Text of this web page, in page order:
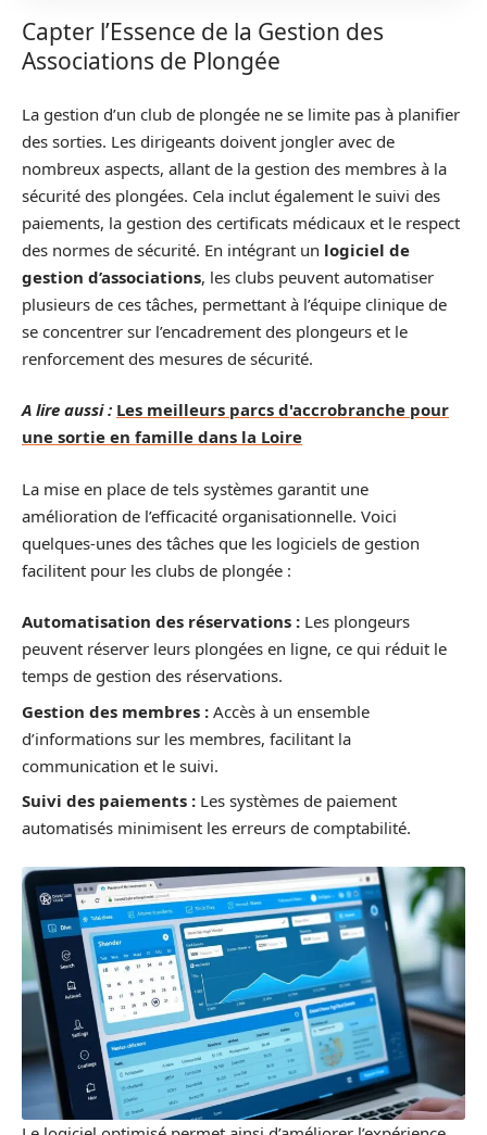
Capter l’Essence de la Gestion des
Associations de Plongée
La gestion d’un club de plongée ne se limite pas à planifier
des sorties. Les dirigeants doivent jongler avec de
nombreux aspects, allant de la gestion des membres à la
sécurité des plongées. Cela inclut également le suivi des
paiements, la gestion des certificats médicaux et le respect
des normes de sécurité. En intégrant un logiciel de
gestion d’associations, les clubs peuvent automatiser
plusieurs de ces tâches, permettant à l’équipe clinique de
se concentrer sur l’encadrement des plongeurs et le
renforcement des mesures de sécurité.
A lire aussi : Les meilleurs parcs d'accrobranche pour
une sortie en famille dans la Loire
La mise en place de tels systèmes garantit une
amélioration de l’efficacité organisationnelle. Voici
quelques-unes des tâches que les logiciels de gestion
facilitent pour les clubs de plongée :
Automatisation des réservations : Les plongeurs
peuvent réserver leurs plongées en ligne, ce qui réduit le
temps de gestion des réservations.
Gestion des membres : Accès à un ensemble
d’informations sur les membres, facilitant la
communication et le suivi.
Suivi des paiements : Les systèmes de paiement
automatisés minimisent les erreurs de comptabilité.